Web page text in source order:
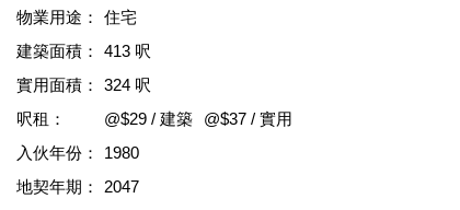
物業用途：
住宅
建築面積：
413 呎
實用面積：
324 呎
呎租：
@$29 / 建築
@$37 / 實用
入伙年份：
1980
地契年期：
2047